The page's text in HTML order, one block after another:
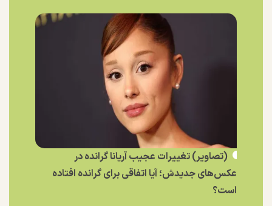
(تصاویر) تغییرات عجیب آریانا گرانده در
عکس‌های جدیدش؛ آیا اتفاقی برای گرانده افتاده
است؟